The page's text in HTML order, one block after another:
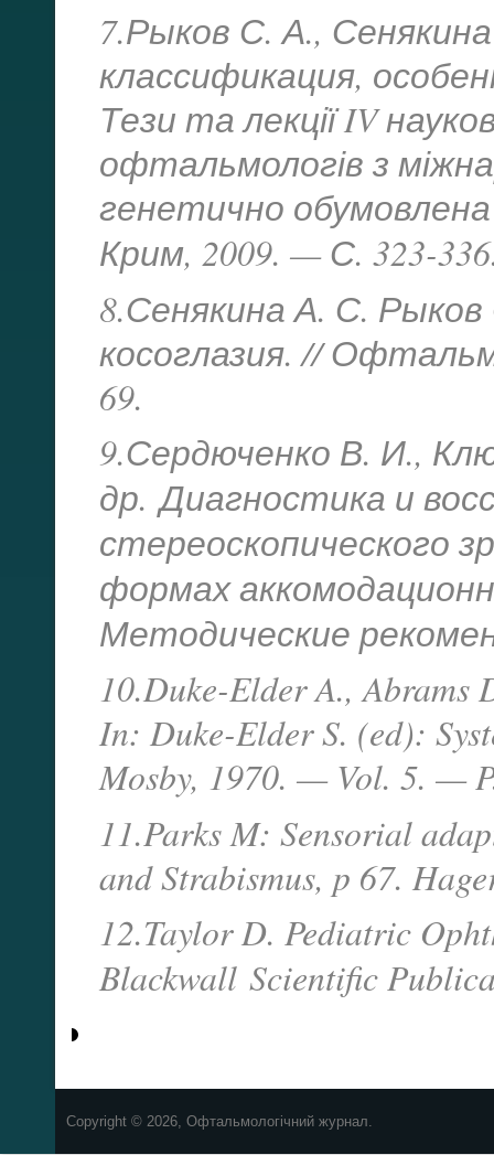
7.Рыков С. А.,
классификация,
Тези та лекції IV
офтальмологів з
генетично
Крим, 2009. — С. 323-
8.Сенякина А. С.
косоглазия. //
69.
9.Сердюченко В. И.,
др.Диагностика и
стереоскопического
формах
Методические
10.Duke-Elder A.,
In: Duke-Elder S. (ed):
Mosby, 1970. — Vol. 5. —
11.Parks M: Sensorial
and Strabismus, p 67.
12.Taylor D. Pediatric
Blackwall Scientific
Copyright © 2026, Офтальмологічний журнал.